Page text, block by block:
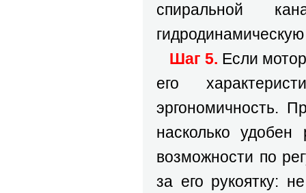
спиральной
Шаг 5. Если
его
эргономичность.
насколько
возможности по
за его рукоятку: